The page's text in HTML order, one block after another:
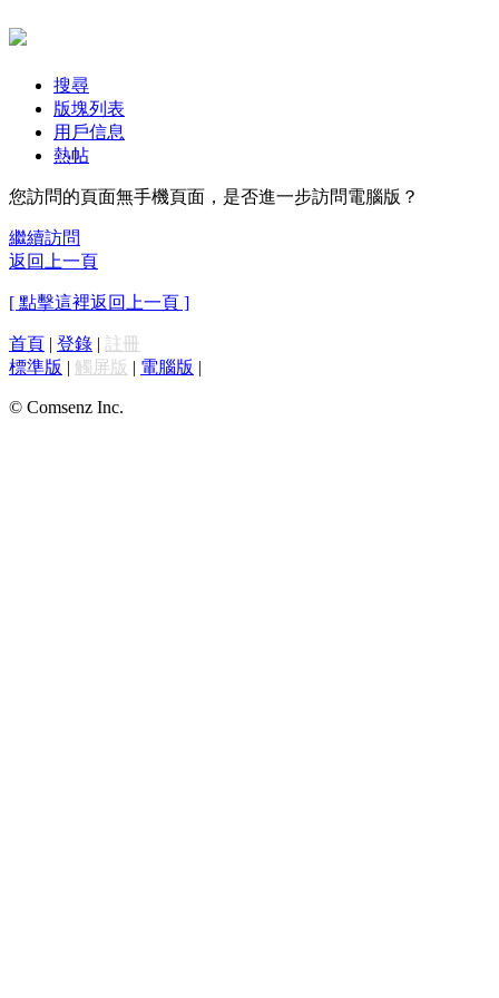
搜尋
版塊列表
用戶信息
熱帖
您訪問的頁面無手機頁面，是否進一步訪問電腦版？
繼續訪問
返回上一頁
[ 點擊這裡返回上一頁 ]
首頁 | 登錄 | 註冊
標準版 | 觸屏版 | 電腦版 |
© Comsenz Inc.